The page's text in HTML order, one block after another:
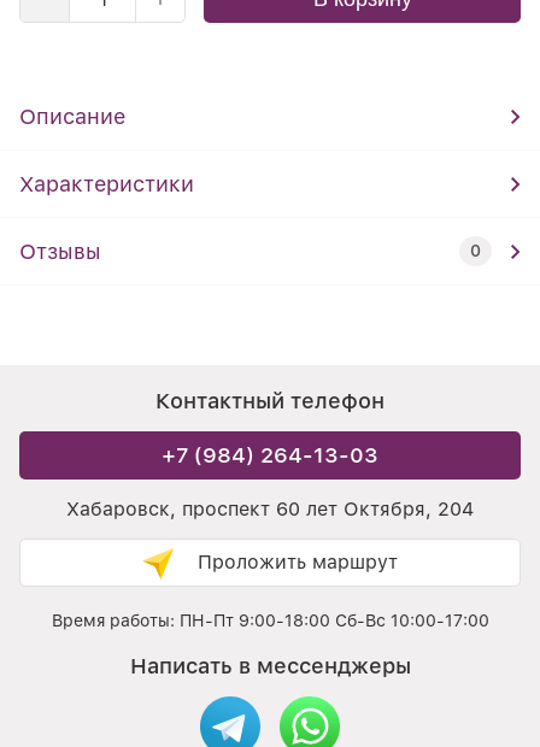
Описание
Характеристики
Отзывы 0
Контактный телефон
+7 (984) 264-13-03
Хабаровск, проспект 60 лет Октября, 204
Проложить маршрут
Время работы: ПН-Пт 9:00-18:00 Сб-Вс 10:00-17:00
Написать в мессенджеры